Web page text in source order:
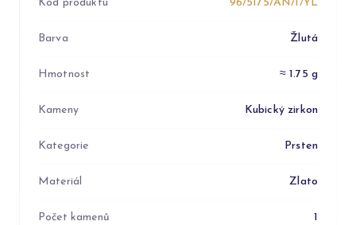
Kód produktu 96/5175/AN/1/YL
Barva Žlutá
Hmotnost ≈ 1.75 g
Kameny Kubický zirkon
Kategorie Prsten
Materiál Zlato
Počet kamenů 1